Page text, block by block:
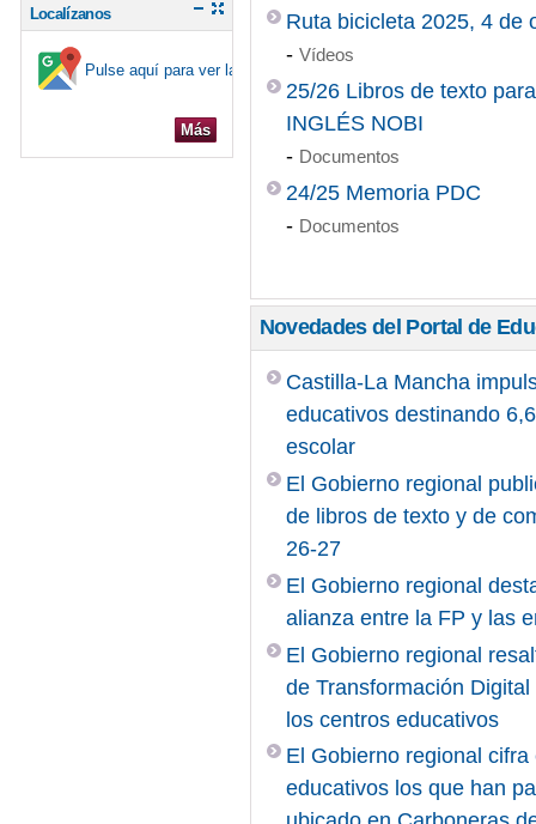
Localízanos
Pulse aquí para ver la ubicación en el mapa
Más
Ruta bicicleta 2025, 4 de
- Vídeos
25/26 Libros de texto
INGLÉS NOBI
- Documentos
24/25 Memoria PDC
- Documentos
Novedades del Portal de
Castilla-La Mancha
educativos destinando
escolar
El Gobierno regional
de libros de texto y de
26-27
El Gobierno regional
alianza entre la FP y las
El Gobierno regional
de Transformación
los centros educativos
El Gobierno regional
educativos los que han